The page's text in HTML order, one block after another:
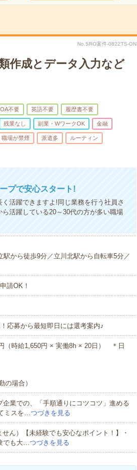
No.SRO案件-0822TS-ON
作成とデータ入力など
OA不要 英語不要 履歴書不要
残業なし 副業・WワークOK 金融
職場が禁煙 派遣多 ルーティン
プで安心スタート!
活躍できますよ!同じ業務を行う社員さ
活躍している20～30代の方が多い職場
から徒歩9分／立川北駅から自転車5分／
請OK！
応募から最短即日には選考案内♪
（時給1,650円 × 実働8h × 20日） ＊日
の場合）
企業での、「手順通りにコツコツ」進める
ミスを…つづきを見る
ん）【未経験でも安心なポイント！】・
でも大…つづきを見る